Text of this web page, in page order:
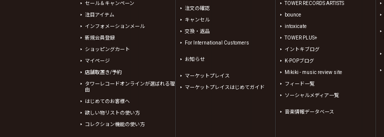
セール＆キャンペーン
注目アイテム
インフォメーションメール
新規会員登録
ショッピングカート
マイページ
店舗取置き/予約
タワーレコードオンラインが選ばれる理
由
はじめてのお客様へ
欲しい物リストの使い方
コレクション機能の使い方
注文の確認
キャンセル
交換・返品
For International Customers
お知らせ
マーケットプレイス
マーケットプレイスはじめてガイド
TOWER RECORDS ARTISTS
bounce
intoxicate
TOWER PLUS+
イントキブログ
K-POPブログ
Mikiki - music review site
フィード一覧
ソーシャルメディア一覧
音楽情報データベース